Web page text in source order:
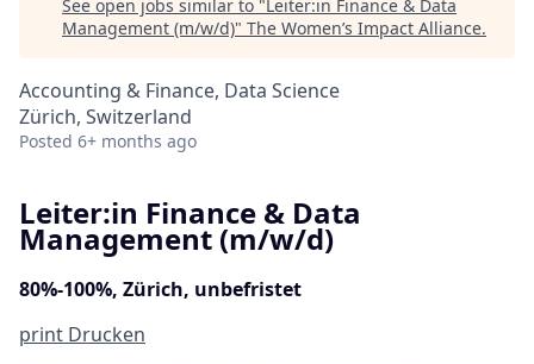
See open jobs similar to "Leiter:in Finance & Data
Management (m/w/d)" The Women’s Impact Alliance.
Accounting & Finance, Data Science
Zürich, Switzerland
Posted 6+ months ago
Leiter:in Finance & Data
Management (m/w/d)
80%-100%, Zürich, unbefristet
print Drucken